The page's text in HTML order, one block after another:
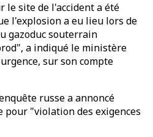
le site de l'accident a été
l'explosion a eu lieu lors de
gazoduc souterrain
a indiqué le ministère
sur son compte
russe a annoncé
"violation des exigences